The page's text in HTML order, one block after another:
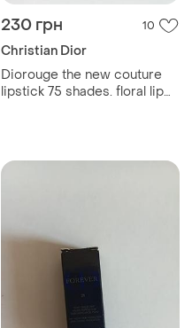
230 грн 10
Christian Dior
Diorouge the new couture
lipstick 75 shades. floral lip